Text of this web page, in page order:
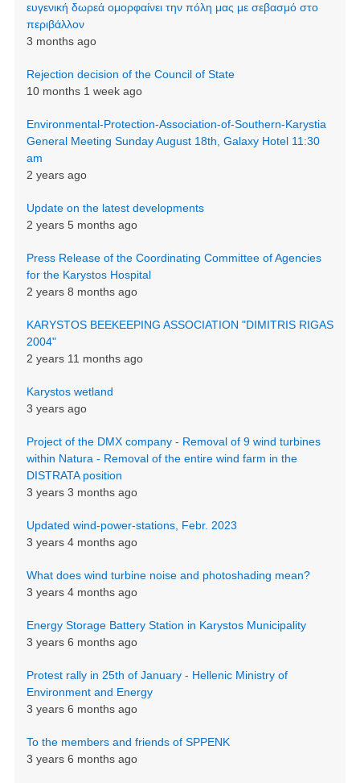
ευγενική δωρεά ομορφαίνει την πόλη μας με σεβασμό στο
περιβάλλον
3 months ago
Rejection decision of the Council of State
10 months 1 week ago
Environmental-Protection-Association-of-Southern-Karystia
General Meeting Sunday August 18th, Galaxy Hotel 11:30
am
2 years ago
Update on the latest developments
2 years 5 months ago
Press Release of the Coordinating Committee of Agencies
for the Karystos Hospital
2 years 8 months ago
KARYSTOS BEEKEEPING ASSOCIATION "DIMITRIS RIGAS
2004"
2 years 11 months ago
Karystos wetland
3 years ago
Project of the DMX company - Removal of 9 wind turbines
within Natura - Removal of the entire wind farm in the
DISTRATA position
3 years 3 months ago
Updated wind-power-stations, Febr. 2023
3 years 4 months ago
What does wind turbine noise and photoshading mean?
3 years 4 months ago
Energy Storage Battery Station in Karystos Municipality
3 years 6 months ago
Protest rally in 25th of January - Hellenic Ministry of
Environment and Energy
3 years 6 months ago
To the members and friends of SPPENK
3 years 6 months ago